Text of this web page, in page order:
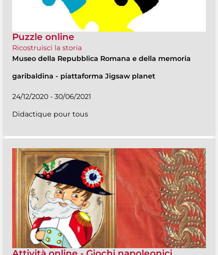
Puzzle online
Ricostruisci la storia
Museo della Repubblica Romana e della memoria
garibaldina - piattaforma Jigsaw planet
24/12/2020 - 30/06/2021
Didactique pour tous